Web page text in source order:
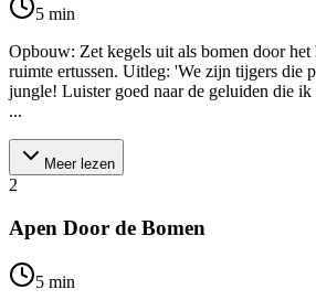
5 min
Opbouw: Zet kegels uit als bomen door het
ruimte ertussen. Uitleg: 'We zijn tijgers die
jungle! Luister goed naar de geluiden die
...
Meer lezen
2
Apen Door de Bomen
5 min